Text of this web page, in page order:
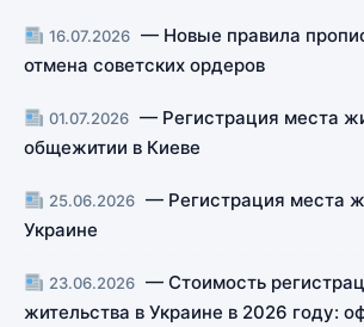
16.07.2026 — Новые правила
отмена советских ордеров
01.07.2026 — Регистрация места
общежитии в Киеве
25.06.2026 — Регистрация места
Украине
23.06.2026 — Стоимость
жительства в Украине в 2026 году: